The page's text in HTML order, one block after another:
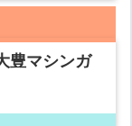
豊マシンガ